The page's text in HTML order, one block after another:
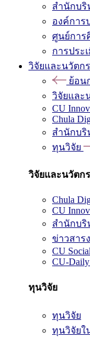
สำนักบริ
องค์การ
ศูนย์การ
การประ
วิจัยและนวัตก
ย้อน
วิจัยและ
CU
Chula
สำนักบริ
ทุนวิจัย
วิจัยและนวัตก
Chula
CU
สำนักบริ
ข่าวสาร
CU
CU-Daily
ทุนวิจัย
ทุนวิจัย
ทุนวิจัยใ